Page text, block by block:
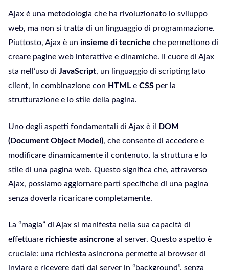
Ajax è una metodologia che ha rivoluzionato lo sviluppo
web, ma non si tratta di un linguaggio di programmazione.
Piuttosto, Ajax è un insieme di tecniche che permettono di
creare pagine web interattive e dinamiche. Il cuore di Ajax
sta nell’uso di JavaScript, un linguaggio di scripting lato
client, in combinazione con HTML e CSS per la
strutturazione e lo stile della pagina.
Uno degli aspetti fondamentali di Ajax è il
DOM
(Document Object Model), che consente di accedere e
modificare dinamicamente il contenuto, la struttura e lo
stile di una pagina web. Questo significa che, attraverso
Ajax, possiamo aggiornare parti specifiche di una pagina
senza doverla ricaricare completamente.
La “magia” di Ajax si manifesta nella sua capacità di
effettuare richieste asincrone al server. Questo aspetto è
cruciale: una richiesta asincrona permette al browser di
inviare e ricevere dati dal server in “background”, senza